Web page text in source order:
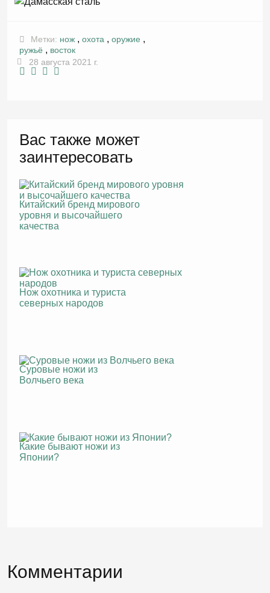
Метки: нож , охота , оружие ,
ружьё , восток
28 августа 2021 г.
Вас также может
заинтересовать
Китайский бренд мирового
уровня и высочайшего
качества
Нож охотника и туриста
северных народов
Суровые ножи из
Волчьего века
Какие бывают ножи из
Японии?
Комментарии